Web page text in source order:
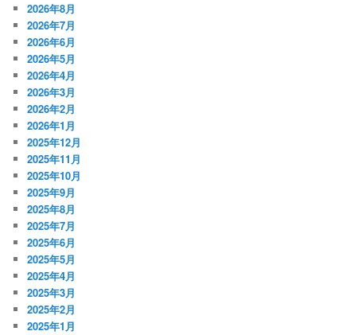
2026年8月
2026年7月
2026年6月
2026年5月
2026年4月
2026年3月
2026年2月
2026年1月
2025年12月
2025年11月
2025年10月
2025年9月
2025年8月
2025年7月
2025年6月
2025年5月
2025年4月
2025年3月
2025年2月
2025年1月